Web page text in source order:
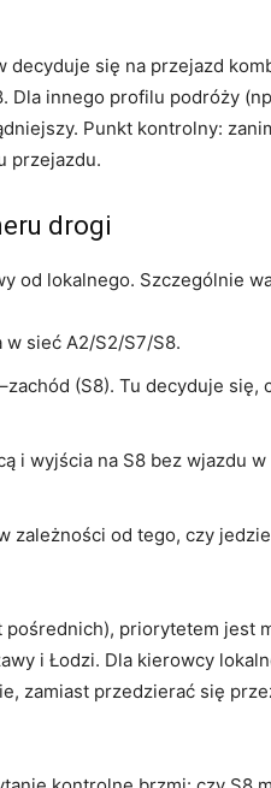
się na przejazd
Dla innego profilu podróży
Punkt kontrolny:
przejazdu.
drogi
od lokalnego. Szczególnie
sieć A2/S2/S7/S8.
(S8). Tu decyduje
i wyjścia na S8 bez wjazdu
zależności od tego, czy
pośrednich), priorytetem jest
i Łodzi. Dla kierowcy
zamiast przedzierać się